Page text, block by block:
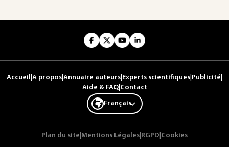
Accueil A propos Annuaire auteurs Experts scientifiques Publicité
Aide & FAQ| Contact
Français
Plan du site Mentions Légales RGPD Cookies